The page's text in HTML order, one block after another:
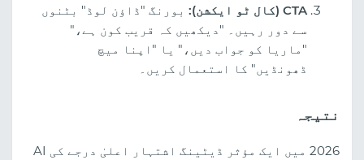
CTA (کال ٹو ایکشن):
بورنگ "ڈاؤن لوڈ" بٹنوں
سے دور رہیں۔ "دیکھیں کہ قریب کون ہے،"
"ماریا کو جواب دیں،" یا "اپنا میچ
ڈھونڈیں" کا استعمال کریں۔
نتیجہ
2026 میں ایک مؤثر ڈیٹینگ اشتہار اعلیٰ درجے کی AI